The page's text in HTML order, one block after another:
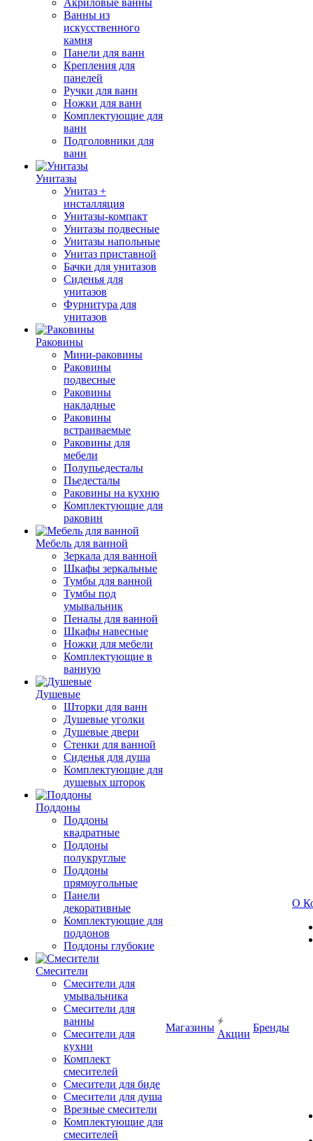
Акриловые ванны
Ванны из
искусственного
камня
Панели для ванн
Крепления для
панелей
Ручки для ванн
Ножки для ванн
Комплектующие для
ванн
Подголовники для
ванн
Унитазы
Унитаз +
инсталляция
Унитазы-компакт
Унитазы подвесные
Унитазы напольные
Унитаз приставной
Бачки для унитазов
Сиденья для
унитазов
Фурнитура для
унитазов
Раковины
Мини-раковины
Раковины
подвесные
Раковины
накладные
Раковины
встраиваемые
Раковины для
мебели
Полупьедесталы
Пьедесталы
Раковины на кухню
Комплектующие для
раковин
Мебель для ванной
Зеркала для ванной
Шкафы зеркальные
Тумбы для ванной
Тумбы под
умывальник
Пеналы для ванной
Шкафы навесные
Ножки для мебели
Комплектующие в
ванную
Душевые
Шторки для ванн
Душевые уголки
Душевые двери
Стенки для ванной
Сиденья для душа
Комплектующие для
душевых шторок
Поддоны
Поддоны
квадратные
Поддоны
полукруглые
Поддоны
прямоугольные
Панели
декоративные
Комплектующие для
поддонов
Поддоны глубокие
Смесители
Смесители для
умывальника
Смесители для
ванны
Смесители для
кухни
Комплект
смесителей
Смесители для биде
Смесители для душа
Врезные смесители
Комплектующие для
смесителей
Магазины
Акции
Бренды
О